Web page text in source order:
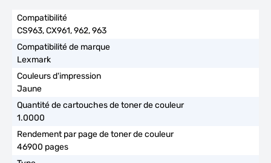
CS963, CX961, 962, 963
Lexmark
Jaune
1.0000
46900 pages